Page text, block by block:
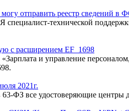
отправить реестр сведений в
технической
с расширением EF_1698
и управление
2021г.
63-ФЗ все удостоверяющие